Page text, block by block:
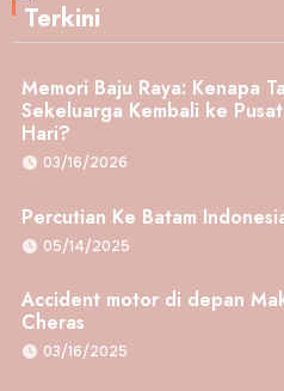
Terkini
Memori Baju Raya: Kenapa
Sekeluarga Kembali ke
Hari?
03/16/2026
Percutian Ke Batam
05/14/2025
Accident motor di depan
Cheras
03/16/2025